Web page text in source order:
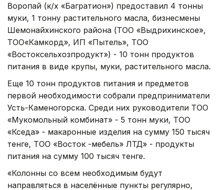
Воропай (к/х «Багратион») предоставил 4 тонны
муки, 1 тонну растительного масла, бизнесмены
Шемонайхинского района (ТОО «Выдрихинское»,
ТОО«Камкорд», ИП «Пытель», ТОО
«Востоксельхозпродукт») - 10 тонн продуктов
питания в виде крупы, муки, растительного масла.
Еще 10 тонн продуктов питания и предметов
первой необходимости собрали предприниматели
Усть-Каменогорска. Среди них руководители ТОО
«Мукомольный комбинат» - 5 тонн муки, ТОО
«Кседа» - макаронные изделия на сумму 150 тысяч
тенге, ТОО «Восток -мебель» ЛТД» - продукты
питания на сумму 100 тысяч тенге.
«Колонны со всем необходимым будут
направляться в населённые пункты регулярно,